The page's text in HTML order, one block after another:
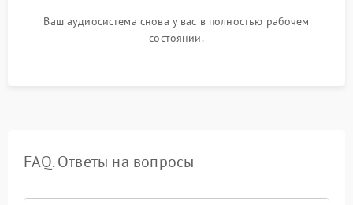
Ваш аудиосистема снова у вас в полностью рабочем
состоянии.
FAQ. Ответы на вопросы